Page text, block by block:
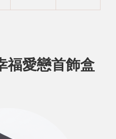
福愛戀首飾盒